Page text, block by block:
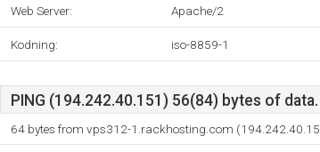
Web Server: Apache/2
Kodning: iso-8859-1
PING (194.242.40.151) 56(84) bytes of data.
64 bytes from vps312-1.rackhosting.com